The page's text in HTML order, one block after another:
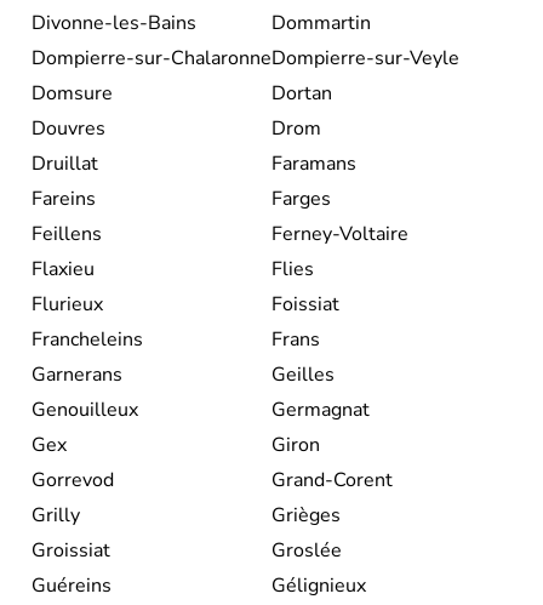
Divonne-les-Bains
Dommartin
Dompierre-sur-ChalaronneDompierre-sur-Veyle
Domsure
Dortan
Douvres
Drom
Druillat
Faramans
Fareins
Farges
Feillens
Ferney-Voltaire
Flaxieu
Flies
Flurieux
Foissiat
Francheleins
Frans
Garnerans
Geilles
Genouilleux
Germagnat
Gex
Giron
Gorrevod
Grand-Corent
Grilly
Grièges
Groissiat
Groslée
Guéreins
Gélignieux